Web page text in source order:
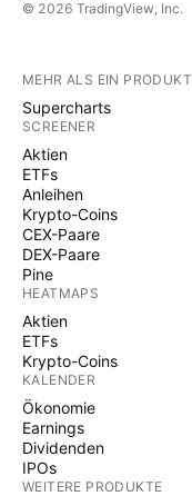
© 2026 TradingView, Inc.
MEHR ALS EIN PRODUKT
Supercharts
SCREENER
Aktien
ETFs
Anleihen
Krypto-Coins
CEX-Paare
DEX-Paare
Pine
HEATMAPS
Aktien
ETFs
Krypto-Coins
KALENDER
Ökonomie
Earnings
Dividenden
IPOs
WEITERE PRODUKTE